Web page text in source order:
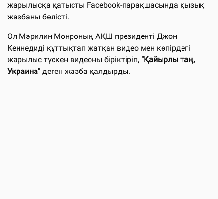
жарылысқа қатысты Facebook-парақшасында қызық
жазбаны бөлісті.
Ол Мэрилин Монроның АҚШ президенті Джон
Кеннедиді құттықтап жатқан видео мен көпірдегі
жарылыс түскен видеоны біріктіріп, "Қайырлы таң,
Украина" деген жазба қалдырды.